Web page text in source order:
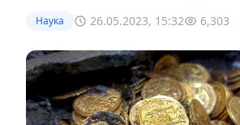
Наука 26.05.2023, 15:32 6,303